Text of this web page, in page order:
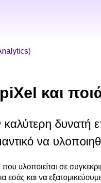
piXel και
καλύτερη δυνατή
να
υλοποιείται σε
εσάς και να